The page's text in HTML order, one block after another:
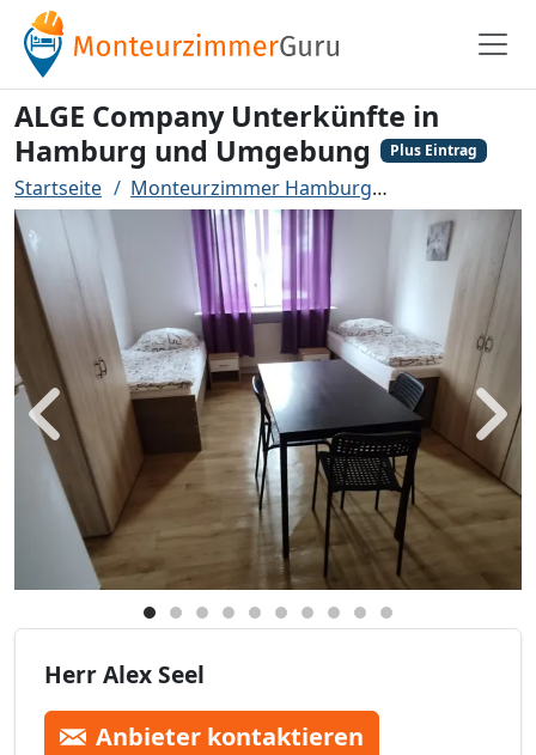
ALGE Company Unterkünfte in
Hamburg und Umgebung
Plus Eintrag
Startseite Monteurzimmer Hamburg
Zurück
Herr Alex Seel
Anbieter kontaktieren